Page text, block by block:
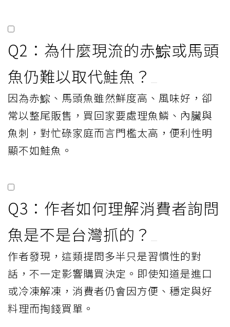
Q2：為什麼現流的赤鯮或馬頭
魚仍難以取代鮭魚？
因為赤鯮、馬頭魚雖然鮮度高、風味好，卻
常以整尾販售，買回家要處理魚鱗、內臟與
魚刺，對忙碌家庭而言門檻太高，便利性明
顯不如鮭魚。
Q3：作者如何理解消費者詢問
魚是不是台灣抓的？
作者發現，這類提問多半只是習慣性的對
話，不一定影響購買決定。即使知道是進口
或冷凍解凍，消費者仍會因方便、穩定與好
料理而掏錢買單。